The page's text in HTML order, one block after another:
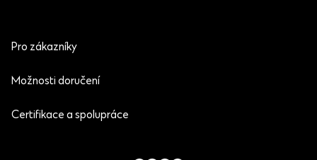
Pro zákazníky
Certifikace a spolupráce
Možnosti doručení